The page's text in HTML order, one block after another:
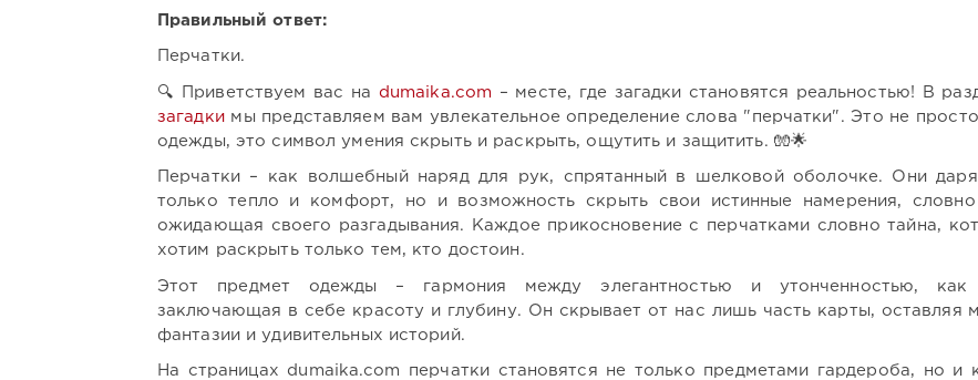
Правильный ответ:
Перчатки.
🔍 Приветствуем вас на dumaika.com – месте, где загадки становятся реальностью! В
загадкимы представляем вам увлекательное определение слова "перчатки". Это не
одежды, это символ умения скрыть и раскрыть, ощутить и защитить. 🧤🌟
Перчатки – как волшебный наряд для рук, спрятанный в шелковой оболочке. Они
только тепло и комфорт, но и возможность скрыть свои истинные намерения, словно
ожидающая своего разгадывания. Каждое прикосновение с перчатками словно тайна,
хотим раскрыть только тем, кто достоин.
Этот предмет одежды – гармония между элегантностью и утонченностью, как
заключающая в себе красоту и глубину. Он скрывает от нас лишь часть карты, оставляя
фантазии и удивительных историй.
На страницах dumaika.com перчатки становятся не только предметами гардероба, но и